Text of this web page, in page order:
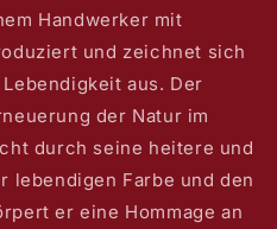
Handwerker mit
und zeichnet sich
aus. Der
der Natur im
durch seine heitere und
lebendigen Farbe und den
er eine Hommage an